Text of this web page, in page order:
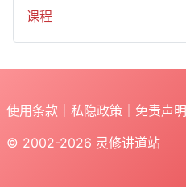
课程
使用条款 私隐政策
免责声明
© 2002-2026 灵修讲道站